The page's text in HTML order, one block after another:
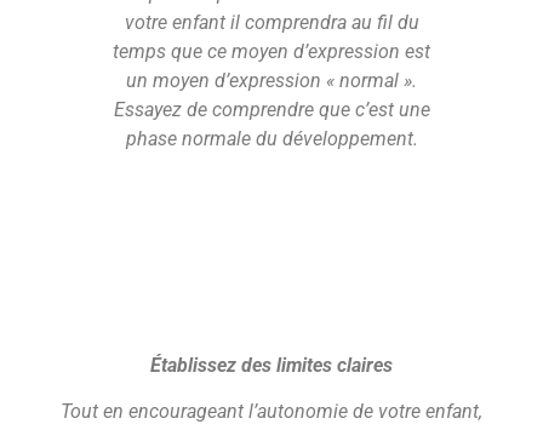
votre enfant il comprendra au fil du
temps que ce moyen d’expression est
un moyen d’expression « normal ».
Essayez de comprendre que c’est une
phase normale du développement.
Établissez des limites claires
Tout en encourageant l’autonomie de votre enfant,